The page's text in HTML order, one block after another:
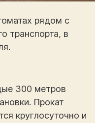
рядом с
транспорта, в
300 метров
Прокат
круглосуточно и